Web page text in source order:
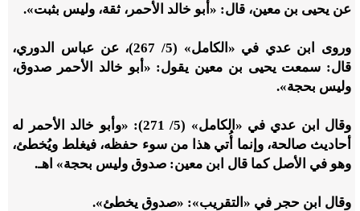
عن يحيى بن معين، قال: «أبو خالد الأحمر، ثقة، وليس بثبت».
وروى ابن عدي في «الكامل» (5/ 267)، عن عباس الدوري،
قال: سمعت يحيى بن معين يقول: «أبو خالد الأحمر صدوق،
وليس بحجة».
وقال ابن عدي في «الكامل» (5/ 271): «وأبو خالد الأحمر له
أحاديث صالحة، وإنما أُتي هذا من سوء حفظه، فيغلط ويُخطئ،
وهو في الأصل كما قال ابن معين: صدوق وليس بحجة» اهـ.
وقال ابن حجر في «التقريب»: «صدوق يخطئ».